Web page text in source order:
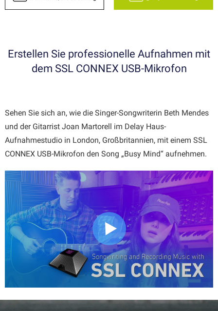
Erstellen Sie professionelle Aufnahmen mit
dem SSL CONNEX USB-Mikrofon
Sehen Sie sich an, wie die Singer-Songwriterin Beth Mendes
und der Gitarrist Joan Martorell im Delay Haus-
Aufnahmestudio in London, Großbritannien, mit einem SSL
CONNEX USB-Mikrofon den Song „Busy Mind“ aufnehmen.